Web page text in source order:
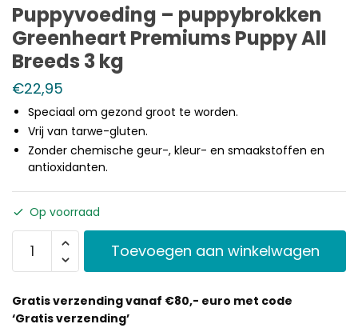
Puppyvoeding – puppybrokken
Greenheart Premiums Puppy All
Breeds 3 kg
€22,95
Speciaal om gezond groot te worden.
Vrij van tarwe-gluten.
Zonder chemische geur-, kleur- en smaakstoffen en
antioxidanten.
Op voorraad
Toevoegen aan winkelwagen
Gratis verzending vanaf €80,- euro met code
‘Gratis verzending’